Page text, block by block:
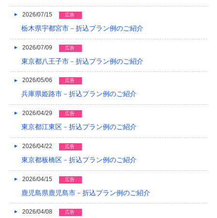
2022/03
2022/02
2022/01
2021/12
2021/11
2021/10
2021/08
2021/07
2021/06
2021/05
2021/04
2026/07/15 広告
栃木県宇都宮市－折込プラン例のご紹介
2026/07/09 広告
東京都八王子市－折込プラン例のご紹介
2026/05/06 広告
兵庫県姫路市－折込プラン例のご紹介
2026/04/29 広告
東京都江東区－折込プラン例のご紹介
2026/04/22 広告
東京都板橋区－折込プラン例のご紹介
2026/04/15 広告
鹿児島県鹿児島市－折込プラン例のご紹介
2026/04/08 広告